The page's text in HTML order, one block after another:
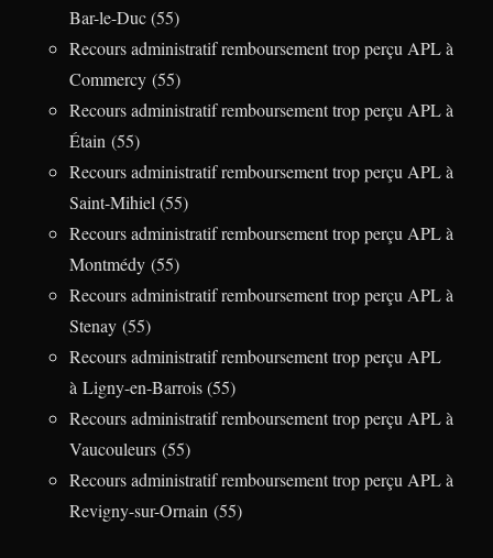
Bar-le-Duc (55)
Recours administratif remboursement trop perçu APL à
Commercy (55)
Recours administratif remboursement trop perçu APL à
Étain (55)
Recours administratif remboursement trop perçu APL à
Saint-Mihiel (55)
Recours administratif remboursement trop perçu APL à
Montmédy (55)
Recours administratif remboursement trop perçu APL à
Stenay (55)
Recours administratif remboursement trop perçu APL
à Ligny-en-Barrois (55)
Recours administratif remboursement trop perçu APL à
Vaucouleurs (55)
Recours administratif remboursement trop perçu APL à
Revigny-sur-Ornain (55)